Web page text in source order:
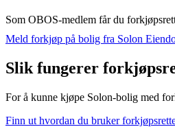
Som OBOS-medlem får du
Meld forkjøp på bolig fra Solon
Slik fungerer
For å kunne kjøpe Solon-bolig med
Finn ut hvordan du bruker